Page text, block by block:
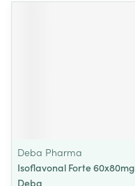
Deba Pharma
Isoflavonal Forte 60x80mg
Deba